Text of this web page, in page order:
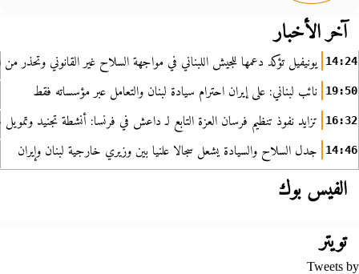
آخر الأخبار
14:24 يونيفيل تؤكد دعمها للجيش اللبناني في مواجهة السلاح غير القانوني وتحذر من
19:50 نائب لبناني: على إيران احترام سيادة لبنان والتعامل عبر مؤسساته فقط
16:32 تزايد نفوذ تنظيم فرسان العزة التابع لـ داعش في فرنسا: أنشطة تجنيد
14:46 جدل السلاح والسيادة يشعل سجالا علنيا بين وزيري خارجية لبنان وإيران
الفيس بوك
تويتر
Tweets by